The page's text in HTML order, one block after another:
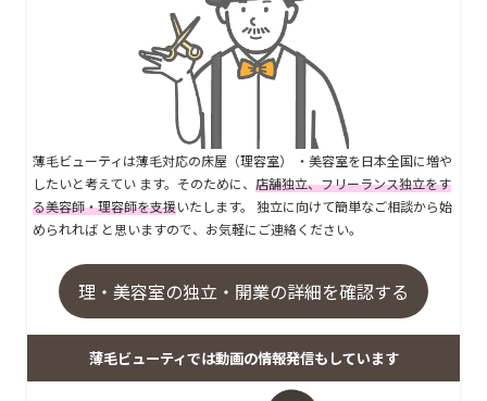
薄毛ビューティは薄毛対応の床屋（理容室） ・美容室を日本全国に増や
したいと考えてい ます。そのために、 店舗独立、フリーランス独立をす
る美容師・理容師を支援いたします。 独立に向けて簡単なご相談から始
められれば と思いますので、お気軽にご連絡ください。
理・美容室の独立・開業の詳細を確認する
薄毛ビューティでは動画の情報発信もしています